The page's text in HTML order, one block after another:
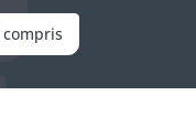
compris